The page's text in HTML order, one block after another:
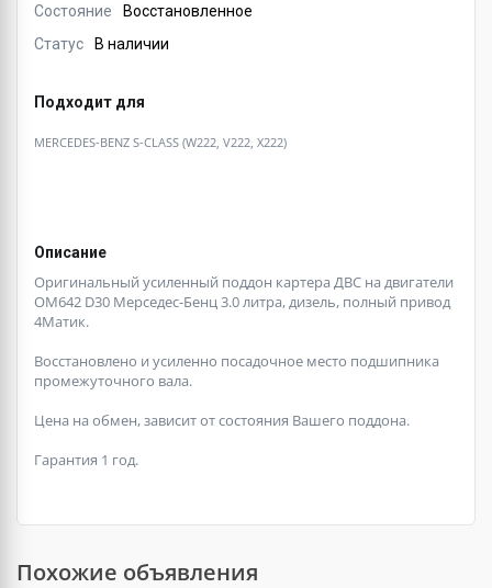
Состояние
Восстановленное
Статус
В наличии
Подходит для
MERCEDES-BENZ S-CLASS (W222, V222, X222)
Описание
Оригинальный усиленный поддон картера ДВС на двигатели
ОМ642 D30 Мерседес-Бенц 3.0 литра, дизель, полный привод
4Матик.
Восстановлено и усиленно посадочное место подшипника
промежуточного вала.
Цена на обмен, зависит от состояния Вашего поддона.
Гарантия 1 год.
Похожие объявления